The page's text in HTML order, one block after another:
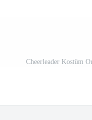
Cheerleader Kostüm